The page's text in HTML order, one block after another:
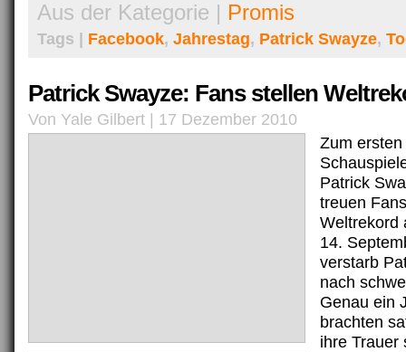
Aus der Kategorie | Promis
Tags | Facebook, Jahrestag, Patrick Swayze,
Patrick Swayze: Fans stellen
Von Yale Gilbert | 17 Dezember 2010
Zum
Patrick
treuen
Weltrekord
14.
verstarb
nach
Genau ein
brachten
ihre Trauer